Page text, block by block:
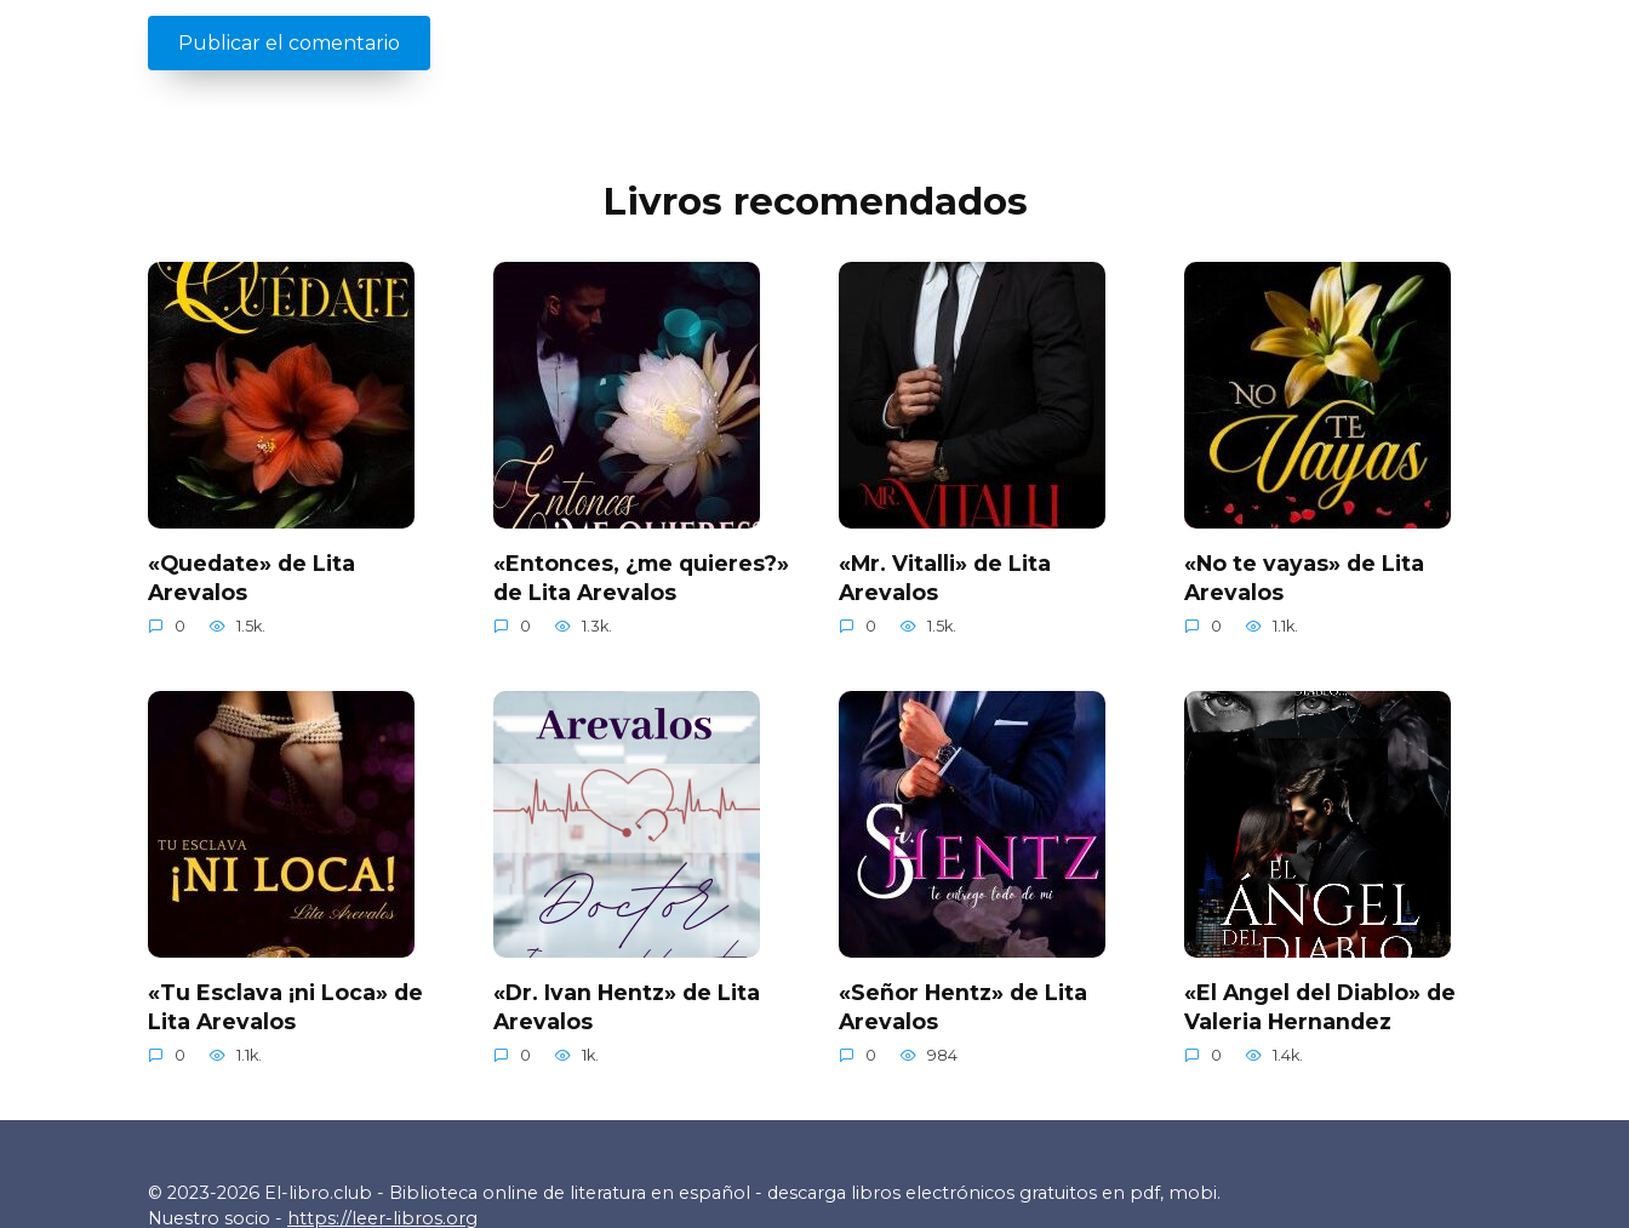
Livros recomendados
«Quedate» de Lita
Arevalos
0 1.5k.
«Entonces, ¿me quieres?»
de Lita Arevalos
0 1.3k.
«Mr. Vitalli» de Lita
Arevalos
0 1.5k.
«No te vayas» de Lita
Arevalos
0 1.1k.
«Tu Esclava ¡ni Loca» de
Lita Arevalos
0 1.1k.
«Dr. Ivan Hentz» de Lita
Arevalos
0 1k.
«Señor Hentz» de Lita
Arevalos
0 984
«El Angel del Diablo» de
Valeria Hernandez
0 1.4k.
© 2023-2026 El-libro.club - Biblioteca online de literatura en español - descarga libros electrónicos gratuitos en pdf, mobi.
Nuestro socio - https://leer-libros.org